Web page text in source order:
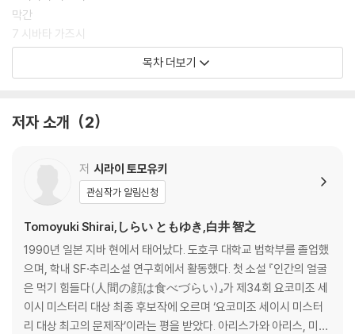
막간
7 시바타 가즈시
8 가와우치 이노리
12 가와우치 이노리
15 가와우치 이노리
16 시바타 가즈시
17 가와우치 이노리
18 시바타 가즈시
19 시바타 가즈시
20 가와우치 이노리
에필로그
유시마 미키오의 노트
목차 더보기
저자 소개 2
저 시라이 토모유키
관심작가 알림신청
Tomoyuki Shirai,しらい ともゆき,白井 智之
1990년 일본 지바 현에서 태어났다. 도호쿠 대학교 법학부를 졸업했
으며, 학내 SF·추리소설 연구회에서 활동했다. 첫 소설 『인간의 얼굴
은 먹기 힘들다(人間の顔は食べづらい)』가 제34회 요코미조 세
이시 미스터리 대상 최종 후보작에 오르며 ‘요코미조 세이시 미스터
리 대상 최고의 문제작’이라는 평을 받았다. 아리스가와 아리스, 미치